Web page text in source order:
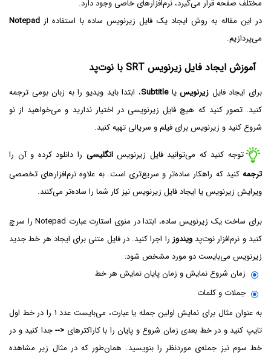
مختلف صفحه قرار می‌گیرد، نرم‌افزارهای خاصی وجود دارد.
در این مقاله به روش ایجاد یک فایل زیرنویس ساده با استفاده از Notepad
می‌پردازیم.
آموزش ایجاد فایل زیرنویس SRT با نوت‌پد
برای ایجاد فایل زیرنویسیاSubtitle، ابتدا باید ویدیو را به زبان بومی ترجمه
کنید. تصور کنید که هیچ فایل زیرنویسی در اختیار ندارید و می‌خواهید از نو
شروع کنید و زیرنویس برای فیلم و سریالی تهیه کنید.
توجه کنید که می‌توانید فایل زیرنویسانگلیسی را دانلود کرده و آن را
ترجمه کنید که راهکار ساده‌تر و سریع‌تری است. به علاوه نرم‌افزارهای تخصصی
ویرایش زیرنویس یا ایجاد فایل زیرنویس نیز کار شما را ساده‌تر می‌کنند.
برای ساخت یک زیرنویس ساده، ابتدا در منوی استارت عبارت Notepad را سرچ
کنید و نرم‌افزار نوت‌پدویندوز را اجرا کنید. در فایل متنی برای ایجاد هر خط جدید
زیرنویس می‌بایست دو مورد مشخص شود:
زمان شروع نمایش و زمان پایان نمایش هر خط
جملات و کلمات
به عنوان مثال برای نمایش اولین جمله یا عبارت، می‌بایست عدد ۱ را در خط اول
تایپ کنید و در خط بعدی زمان شروع و پایان را با کاراکترهای -->جدا کنید و در
خط سوم نیز جمله‌ی موردنظر را بنویسید. همان‌طور که در مثال زیر مشاهده